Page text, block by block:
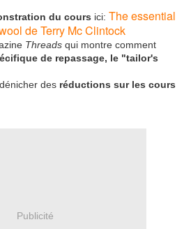
du cours ici: The essential
de Terry Mc Clintock
Threads qui montre comment
de repassage, le "tailor's
des réductions sur les cours
Publicité